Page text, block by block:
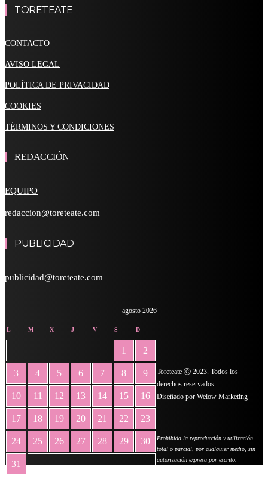
TORETEATE
CONTACTO
AVISO LEGAL
POLÍTICA DE PRIVACIDAD
COOKIES
TÉRMINOS Y CONDICIONES
REDACCIÓN
EQUIPO
redaccion@toreteate.com
PUBLICIDAD
publicidad@toreteate.com
agosto 2026
L M X J V S D
1 2
3 4 5 6 7 8 9
10 11 12 13 14 15 16
17 18 19 20 21 22 23
24 25 26 27 28 29 30
31
Toreteate Ⓒ 2023. Todos los
derechos reservados
Diseñado por Welow Marketing
Prohibida la reproducción y utilización
total o parcial, por cualquier medio, sin
autorización expresa por escrito.